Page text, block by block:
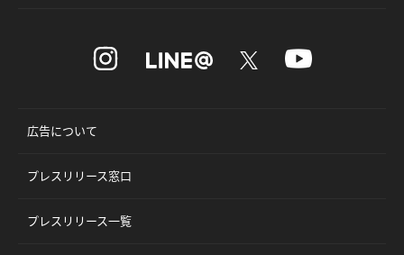
広告について
プレスリリース窓口
プレスリリース一覧